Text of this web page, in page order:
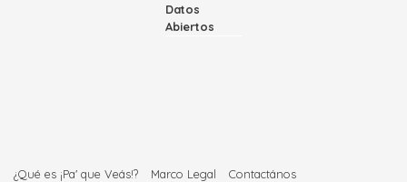
Datos
Abiertos
¿Qué es ¡Pa' que Veás!? Marco Legal Contactános